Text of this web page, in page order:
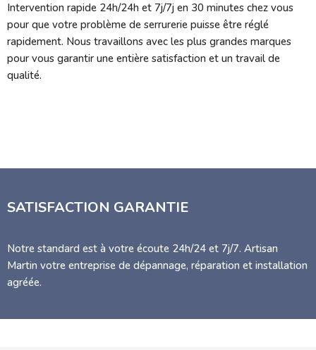
Intervention rapide 24h/24h et 7j/7j en 30 minutes chez vous
pour que votre problème de serrurerie puisse être réglé
rapidement. Nous travaillons avec les plus grandes marques
pour vous garantir une entière satisfaction et un travail de
qualité.
SATISFACTION GARANTIE
Notre standard est à votre écoute 24h/24 et 7j/7. Artisan
Martin votre entreprise de dépannage, réparation et installation
agréée.